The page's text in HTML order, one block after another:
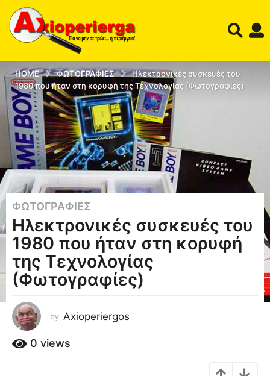
HOME ΦΩΤΟΓΡΑΦΊΕΣ
Ηλεκτρονικές συσκευές του
1980 που ήταν στη κορυφή της Τεχνολογίας (Φωτογραφίες)
1
2
έ
τ
η
a
o
1
1
έ
ΦΩΤΟΓΡΑΦΊΕΣ
Ηλεκτρονικές συσκευές του
1980 που ήταν στη κορυφή
της Τεχνολογίας
(Φωτογραφίες)
by Axioperiergos
0 views